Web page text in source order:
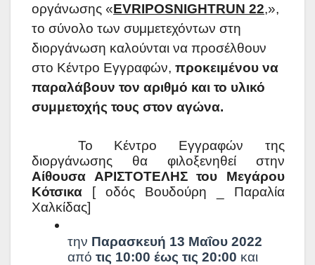
οργάνωσης «EVRIPOSNIGHTRUN 22,»,
το σύνολο των συμμετεχόντων στη
διοργάνωση καλούνται να προσέλθουν
στο Κέντρο Εγγραφών, προκειμένου να
παραλάβουν τον αριθμό και το υλικό
συμμετοχής τους στον αγώνα.
Το Κέντρο Εγγραφών της
Αίθουσα ΑΡΙΣΤΟΤΕΛΗΣ του Μεγάρου
Κότσικα
[ οδός Βουδούρη _ Παραλία
Χαλκίδας]
την
από τις 10:00 έως τις 20:00 και